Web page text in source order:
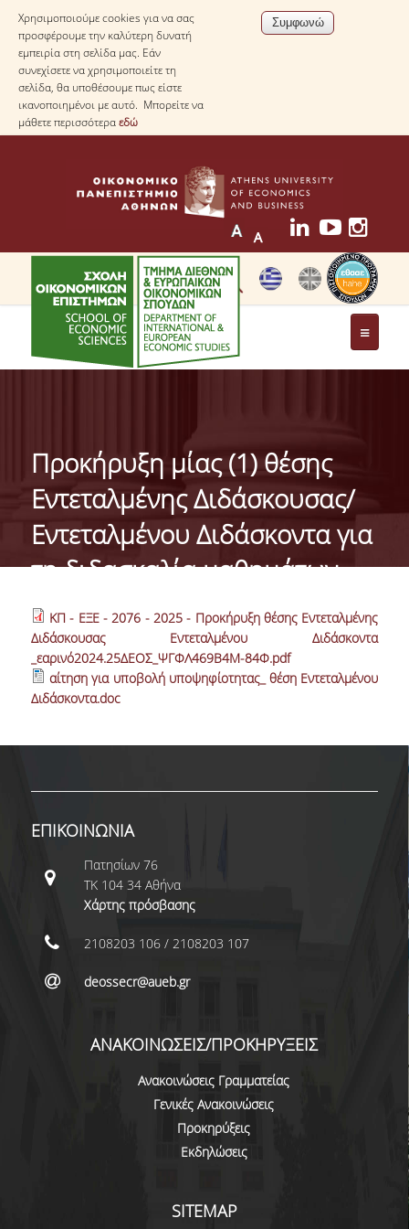
Χρησιμοποιούμε cookies για να σας
προσφέρουμε την καλύτερη δυνατή
εμπειρία στη σελίδα μας. Εάν
συνεχίσετε να χρησιμοποιείτε τη
σελίδα, θα υποθέσουμε πως είστε
ικανοποιημένοι με αυτό. Μπορείτε να
μάθετε περισσότεραεδώ
ΤΟ ΤΜΗΜΑ
ΓΕΝΙΚΕΣ ΠΛΗΡΟΦΟΡΙΕΣ
ΔΙΟΙΚΗΣΗ ΤΟΥ ΤΜΗΜΑΤΟΣ
ΓΡΑΜΜΑΤΕΙΑ ΠΡΟΠΤΥΧΙΑΚΩΝ ΣΠΟΥΔΩΝ
ΓΡΑΜΜΑΤΕΙΕΣ ΜΕΤΑΠΤΥΧΙΑΚΩΝ ΣΠΟΥΔΩΝ
TESTIMONIALS ΑΠΟΦΟΙΤΩΝ
ΑΝΘΡΩΠΙΝΟ ΔΥΝΑΜΙΚΟ
ΕΠΙΤΙΜΟΙ ΔΙΔΑΚΤΟΡΕΣ / ΕΡΕΥΝΗΤΙΚΟΙ
ΜΕΤΑΔΙΔΑΚΤΟΡΕΣ
ΔΙΟΙΚΗΤΙΚΟ ΠΡΟΣΩΠΙΚΟ
ΕΡΓΑΣΤΗΡΙΑΚΟ ΠΡΟΣΩΠΙΚΟ
ΜΗΤΡΩΟ ΓΝΩΣΤΙΚΩΝ ΑΝΤΙΚΕΙΜΕΝΩΝ
ΥΠΟΨΗΦΙΟΙ ΦΟΙΤΗΤΕΣ
ΓΙΑΤΙ ΔΕΟΣ
ΟΙΚΟΝΟΜΙΚΑ ΜΕ ΔΙΕΘΝΗ ΔΙΑΣΤΑΣΗ
ΣΥΝΕΙΣΦΟΡΑ ΚΑΘΗΓΗΤΩΝ
Προκήρυξη μίας (1) θέσης
Εντεταλμένης Διδάσκουσας/
Εντεταλμένου Διδάσκοντα για
τη διδασκαλία μαθημάτων
εαρινού εξαμήνου 2024-2025.
ΚΠ - ΕΞΕ - 2076 - 2025 - Προκήρυξη θέσης Εντεταλμένης
Διδάσκουσας Εντεταλμένου Διδάσκοντα
_εαρινό2024.25ΔΕΟΣ_ΨΓΦΛ469Β4Μ-84Φ.pdf
αίτηση για υποβολή υποψηφίοτητας_ θέση Εντεταλμένου
Διδάσκοντα.doc
ΕΠΙΚΟΙΝΩΝΙΑ
Πατησίων 76
ΤΚ 104 34 Αθήνα
Χάρτης πρόσβασης
2108203 106 / 2108203 107
deossecr@aueb.gr
ΑΝΑΚΟΙΝΩΣΕΙΣ/ΠΡΟΚΗΡΥΞΕΙΣ
Ανακοινώσεις Γραμματείας
Γενικές Ανακοινώσεις
Προκηρύξεις
Εκδηλώσεις
SITEMAP